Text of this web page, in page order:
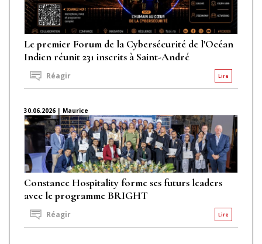
Le premier Forum de la Cybersécurité de l'Océan
Indien réunit 231 inscrits à Saint-André
Lire
Réagir
30.06.2026 | Maurice
Constance Hospitality forme ses futurs leaders
avec le programme BRIGHT
Lire
Réagir